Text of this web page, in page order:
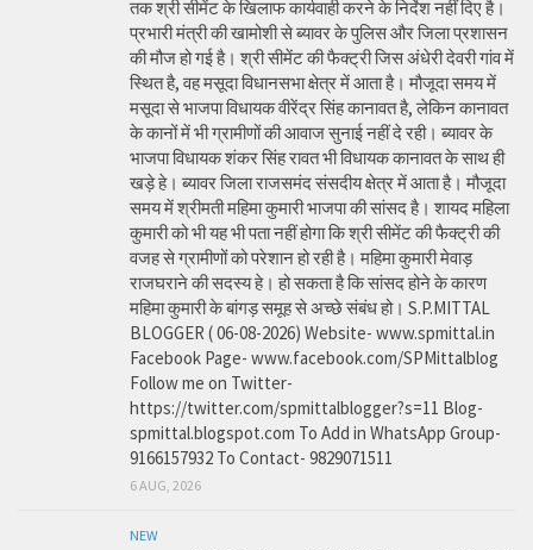
तक श्री सीमेंट के खिलाफ कार्यवाही करने के निर्देश नहीं दिए है।
प्रभारी मंत्री की खामोशी से ब्यावर के पुलिस और जिला प्रशासन
की मौज हो गई है। श्री सीमेंट की फैक्ट्री जिस अंधेरी देवरी गांव में
स्थित है, वह मसूदा विधानसभा क्षेत्र में आता है। मौजूदा समय में
मसूदा से भाजपा विधायक वीरेंद्र सिंह कानावत है, लेकिन कानावत
के कानों में भी ग्रामीणों की आवाज सुनाई नहीं दे रही। ब्यावर के
भाजपा विधायक शंकर सिंह रावत भी विधायक कानावत के साथ ही
खड़े हे। ब्यावर जिला राजसमंद संसदीय क्षेत्र में आता है। मौजूदा
समय में श्रीमती महिमा कुमारी भाजपा की सांसद है। शायद महिला
कुमारी को भी यह भी पता नहीं होगा कि श्री सीमेंट की फैक्ट्री की
वजह से ग्रामीणों को परेशान हो रही है। महिमा कुमारी मेवाड़
राजघराने की सदस्य हे। हो सकता है कि सांसद होने के कारण
महिमा कुमारी के बांगड़ समूह से अच्छे संबंध हो। S.P.MITTAL
BLOGGER ( 06-08-2026) Website- www.spmittal.in
Facebook Page- www.facebook.com/SPMittalblog
Follow me on Twitter-
https://twitter.com/spmittalblogger?s=11 Blog-
spmittal.blogspot.com To Add in WhatsApp Group-
9166157932 To Contact- 9829071511
6 AUG, 2026
NEW